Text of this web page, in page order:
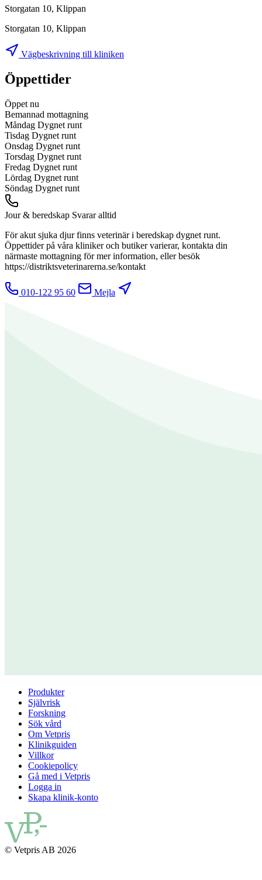
Storgatan 10, Klippan
Storgatan 10, Klippan
Vägbeskrivning till kliniken
Öppettider
Öppet nu
Bemannad mottagning
Måndag Dygnet runt
Tisdag Dygnet runt
Onsdag Dygnet runt
Torsdag Dygnet runt
Fredag Dygnet runt
Lördag Dygnet runt
Söndag Dygnet runt
Jour & beredskap Svarar alltid
För akut sjuka djur finns veterinär i beredskap dygnet runt.
Öppettider på våra kliniker och butiker varierar, kontakta din
närmaste mottagning för mer information, eller besök
https://distriktsveterinarerna.se/kontakt
010-122 95 60 Mejla
Produkter
Självrisk
Forskning
Sök vård
Om Vetpris
Klinikguiden
Villkor
Cookiepolicy
Gå med i Vetpris
Logga in
Skapa klinik-konto
© Vetpris AB 2026